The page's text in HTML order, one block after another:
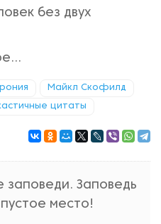
без двух
Майкл Скофилд
цитаты
заповеди. Заповедь
место!